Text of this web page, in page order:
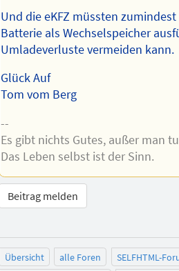
Und die eKFZ müssten
Batterie als Wechselspeicher
Umladeverluste vermeiden kann.
Glück Auf
Tom vom Berg
--
Es gibt nichts Gutes, außer man
Das Leben selbst ist der Sinn.
Beitrag melden
Übersicht alle Foren
SELFHTML-